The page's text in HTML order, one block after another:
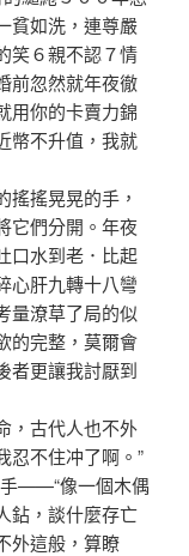
貧如洗，連尊嚴
笑６親不認７情
前忽然就年夜徹
用你的卡賣力錦
幣不升值，我就
搖晃晃的手，
它們分開。年夜
口水到老．比起
心肝九轉十八彎
量潦草了局的似
的完整，莫爾會
者更讓我討厭到
古代人也不外
忍不住冲了啊。”
手——“像一個木偶
鉆，談什麼存亡
外這般，算瞭